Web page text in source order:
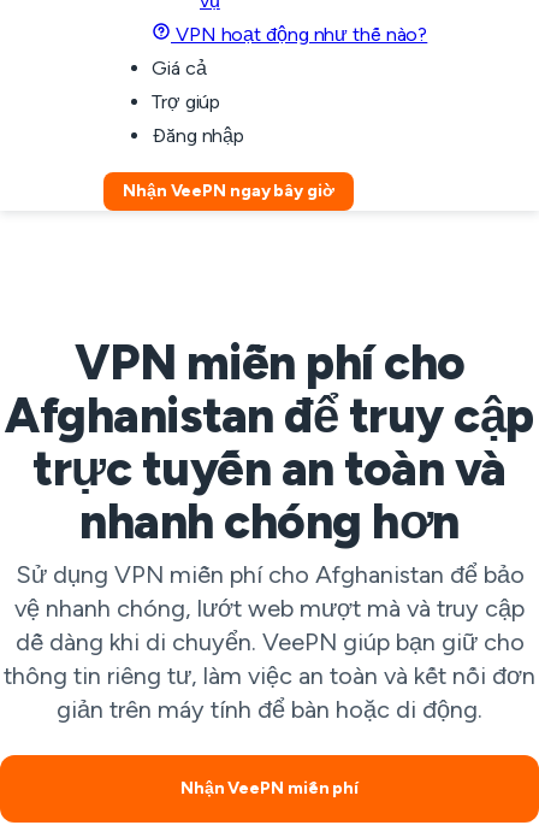
VPN hoạt động như thế nào?
Giá cả
Trợ giúp
Đăng nhập
Nhận VeePN ngay bây giờ
VPN miễn phí cho
Afghanistan để truy cập
trực tuyến an toàn và
nhanh chóng hơn
Sử dụng VPN miễn phí cho Afghanistan để bảo
vệ nhanh chóng, lướt web mượt mà và truy cập
dễ dàng khi di chuyển. VeePN giúp bạn giữ cho
thông tin riêng tư, làm việc an toàn và kết nối đơn
giản trên máy tính để bàn hoặc di động.
Nhận VeePN miễn phí